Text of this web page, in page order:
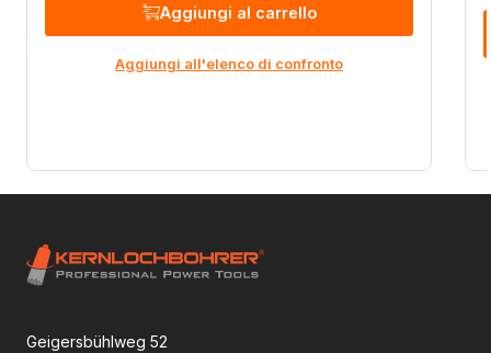
Aggiungi al carrello
Aggiungi all'elenco di confronto
Geigersbühlweg 52